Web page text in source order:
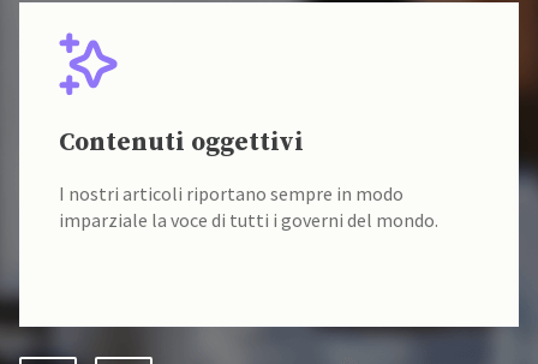
Contenuti oggettivi
I nostri articoli riportano sempre in modo
imparziale la voce di tutti i governi del mondo.